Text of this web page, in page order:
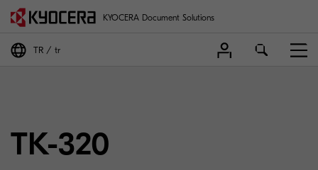
KYOCERA Document Solutions
TR tr
TK-320